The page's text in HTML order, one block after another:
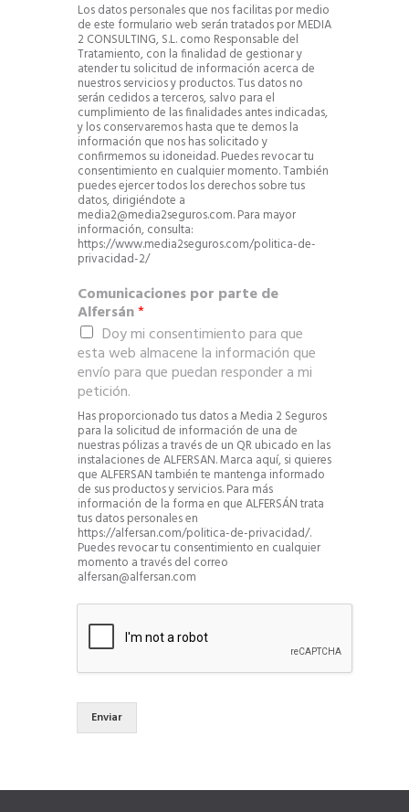
Los datos personales que nos facilitas por medio
de este formulario web serán tratados por MEDIA
2 CONSULTING, S.L. como Responsable del
Tratamiento, con la finalidad de gestionar y
atender tu solicitud de información acerca de
nuestros servicios y productos. Tus datos no
serán cedidos a terceros, salvo para el
cumplimiento de las finalidades antes indicadas,
y los conservaremos hasta que te demos la
información que nos has solicitado y
confirmemos su idoneidad. Puedes revocar tu
consentimiento en cualquier momento. También
puedes ejercer todos los derechos sobre tus
datos, dirigiéndote a
media2@media2seguros.com. Para mayor
información, consulta:
https://www.media2seguros.com/politica-de-
privacidad-2/
Comunicaciones por parte de
Alfersán*
Doy mi consentimiento para que
esta web almacene la información que
envío para que puedan responder a mi
petición.
Has proporcionado tus datos a Media 2 Seguros
para la solicitud de información de una de
nuestras pólizas a través de un QR ubicado en las
instalaciones de ALFERSAN. Marca aquí, si quieres
que ALFERSAN también te mantenga informado
de sus productos y servicios. Para más
información de la forma en que ALFERSÁN trata
tus datos personales en
https://alfersan.com/politica-de-privacidad/.
Puedes revocar tu consentimiento en cualquier
momento a través del correo
alfersan@alfersan.com
Enviar